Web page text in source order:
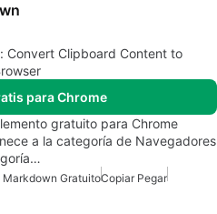
Convert Clipboard Content to
para Chrome
gratuito para Chrome
a la categoría de Navegadores
Markdown GratuitoCopiar Pegar